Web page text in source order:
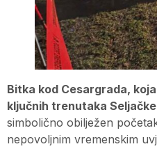
Bitka kod Cesargrada,
ključnih trenutaka
simbolično obilježen
nepovoljnim vremenskim